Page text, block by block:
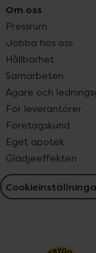
Om oss
Pressrum
Jobba hos oss
Hållbarhet
Samarbeten
Ägare och
För leverantörer
Företagskund
Eget apotek
Glädjeeffekten